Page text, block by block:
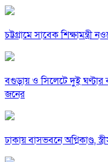
চট্টগ্রামে সাবেক
বগুড়ায় ও সিলেটে দুই ঘণ্টার
জনের
ঢাকায় বাসভবনে অগ্নিকাণ্ড,